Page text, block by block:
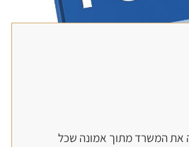
את המשרד מתוך אמונה שכל